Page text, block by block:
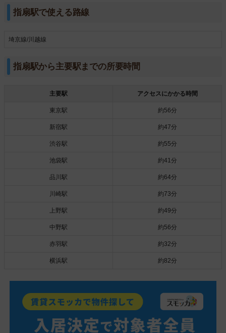
指扇駅で使える路線
埼京線/川越線
指扇駅から主要駅までの所要時間
主要駅 アクセスにかかる時間
東京駅 約56分
新宿駅 約47分
渋谷駅 約55分
池袋駅 約41分
品川駅 約64分
川崎駅 約73分
上野駅 約49分
中野駅 約56分
赤羽駅 約32分
横浜駅 約82分